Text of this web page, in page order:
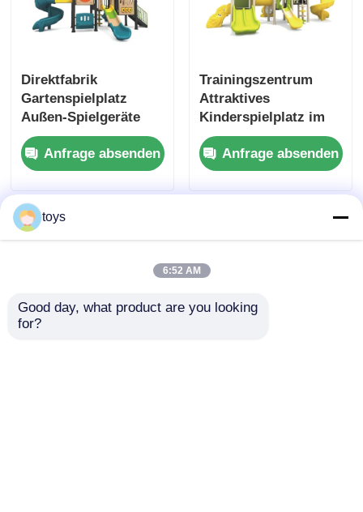
Direktfabrik
Gartenspielplatz
Außen-Spielgeräte
Spaß Spielzeug
Kinder-Rutschen-Sets
Anfrage absenden
Trainingszentrum
Attraktives
Kinderspielplatz im
Freien Rutschen-Sets
Spielhaus China
Spielplatzfabrik
Anfrage absenden
toys
6:52 AM
Good day, what product are you looking
for?